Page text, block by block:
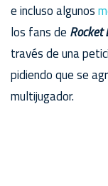
e incluso algunos
los fans de Rocket
través de una
pidiendo que se
multijugador.